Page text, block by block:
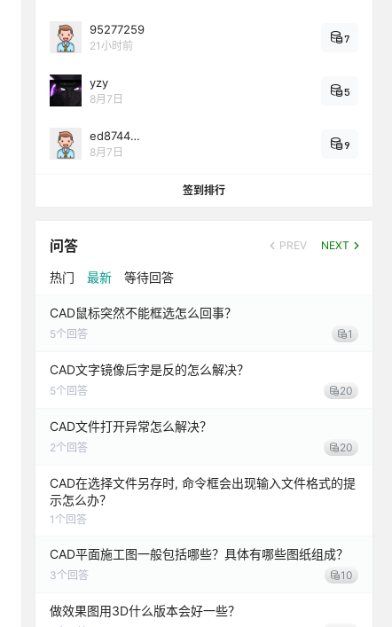
95277259
21小时前
7
yzy
8月7日
5
ed8744…
8月7日
9
签到排行
问答 PREV NEXT
热门 最新 等待回答
CAD鼠标突然不能框选怎么回事？
5个回答 1
CAD文字镜像后字是反的怎么解决？
5个回答 20
CAD文件打开异常怎么解决？
2个回答 20
CAD在选择文件另存时, 命令框会出现输入文件格式的提
示怎么办？
1 个回答
CAD平面施工图一般包括哪些？具体有哪些图纸组成？
3个回答 10
做效果图用3D什么版本会好一些？